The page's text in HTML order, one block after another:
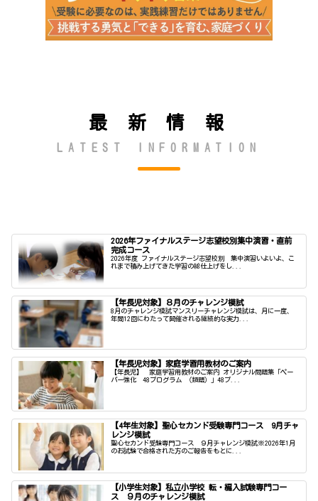
最 新 情 報
LATEST INFORMATION
2026年ファイナルステージ志望校別集中演習・直前
完成コース
2026年度 ファイナルステージ志望校別 集中演習いよいよ、こ
れまで積み上げてきた学習の総仕上げをし...
【年長児対象】８月のチャレンジ模試
8月のチャレンジ模試マンスリーチャレンジ模試は、月に一度、
年間12回にわたって開催される継続的な実力...
【年長児対象】家庭学習用教材のご案内
【年長児】 家庭学習用教材のご案内 オリジナル問題集「ペー
パー強化 48プログラム （類題）」48プ...
【4年生対象】聖心セカンド受験専門コース 9月チャ
レンジ模試
聖心セカンド受験専門コース ９月チャレンジ模試※2026年1月
のお試験で合格された方のご報告をもとに...
【小学生対象】私立小学校 転・編入試験専門コー
ス ９月のチャレンジ模試